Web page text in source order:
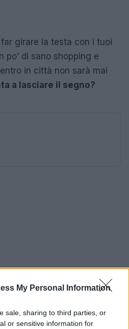
My Personal Information
sale, sharing to third parties, or
or sensitive information for
girare la testa con i tuoi
po’ di sano shopping e
in città non sarà mai
a lasciare il segno?